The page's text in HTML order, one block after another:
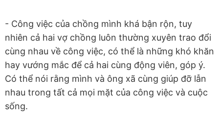
- Công việc của chồng mình khá bận rộn, tuy
nhiên cả hai vợ chồng luôn thường xuyên trao đổi
cùng nhau về công việc, có thể là những khó khăn
hay vướng mắc để cả hai cùng động viên, góp ý.
Có thể nói rằng mình và ông xã cùng giúp đỡ lẫn
nhau trong tất cả mọi mặt của công việc và cuộc
sống.